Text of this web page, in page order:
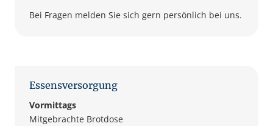
Bei Fragen melden Sie sich gern persönlich bei uns.
Essensversorgung
Vormittags
Mitgebrachte Brotdose